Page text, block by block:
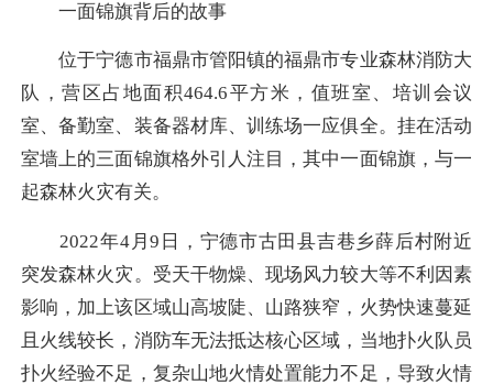
一面锦旗背后的故事
位于宁德市福鼎市管阳镇的福鼎市专业森林消防大
队，营区占地面积464.6平方米，值班室、培训会议
室、备勤室、装备器材库、训练场一应俱全。挂在活动
室墙上的三面锦旗格外引人注目，其中一面锦旗，与一
起森林火灾有关。
2022年4月9日，宁德市古田县吉巷乡薛后村附近
突发森林火灾。受天干物燥、现场风力较大等不利因素
影响，加上该区域山高坡陡、山路狭窄，火势快速蔓延
且火线较长，消防车无法抵达核心区域，当地扑火队员
扑火经验不足，复杂山地火情处置能力不足，导致火情